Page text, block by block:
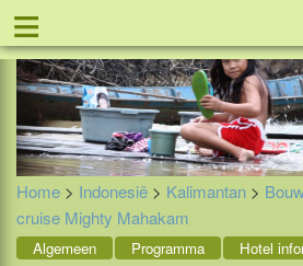
≡
Home > Indonesië > Kalimantan >
cruise Mighty Mahakam
Algemeen Programma Hotel